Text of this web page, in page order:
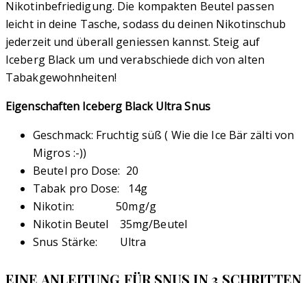
Nikotinbefriedigung. Die kompakten Beutel passen
leicht in deine Tasche, sodass du deinen Nikotinschub
jederzeit und überall geniessen kannst. Steig auf
Iceberg Black um und verabschiede dich von alten
Tabakgewohnheiten!
Eigenschaften Iceberg Black Ultra Snus
Geschmack: Fruchtig süß ( Wie die Ice Bär zälti von
Migros :-))
Beutel pro Dose: 20
Tabak pro Dose: 14g
Nikotin: 50mg/g
Nikotin Beutel 35mg/Beutel
Snus Stärke: Ultra
EINE ANLEITUNG FÜR SNUS IN 3 SCHRITTEN